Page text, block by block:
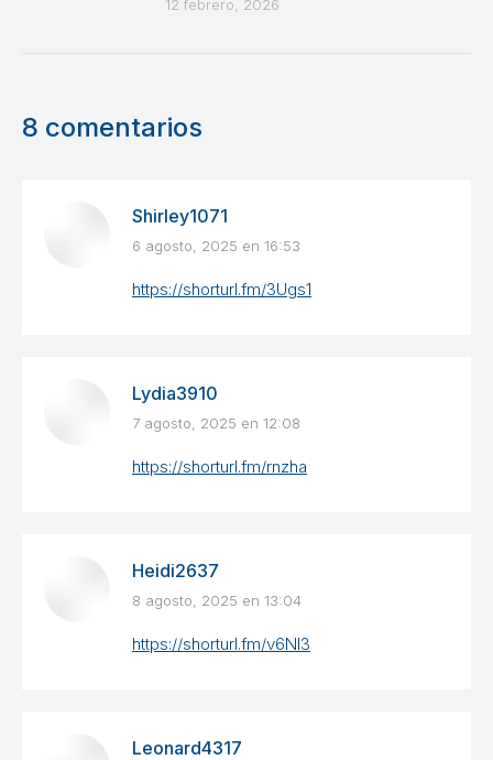
12 febrero, 2026
8 comentarios
Shirley1071
dice:
6 agosto, 2025 en 16:53
https://shorturl.fm/3Ugs1
Lydia3910
dice:
7 agosto, 2025 en 12:08
https://shorturl.fm/rnzha
Heidi2637
dice:
8 agosto, 2025 en 13:04
https://shorturl.fm/v6NI3
Leonard4317